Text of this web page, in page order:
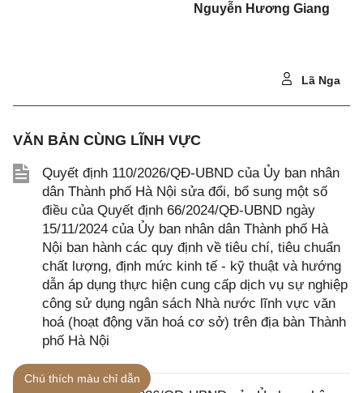
Nguyễn Hương Giang
Lã Nga
VĂN BẢN CÙNG LĨNH VỰC
Quyết định 110/2026/QĐ-UBND của Ủy ban nhân
dân Thành phố Hà Nội sửa đổi, bổ sung một số
điều của Quyết định 66/2024/QĐ-UBND ngày
15/11/2024 của Ủy ban nhân dân Thành phố Hà
Nội ban hành các quy định về tiêu chí, tiêu chuẩn
chất lượng, định mức kinh tế - kỹ thuật và hướng
dẫn áp dụng thực hiện cung cấp dịch vụ sự nghiệp
công sử dụng ngân sách Nhà nước lĩnh vực văn
hoá (hoạt động văn hoá cơ sở) trên địa bàn Thành
phố Hà Nội
Chú thích màu chỉ dẫn